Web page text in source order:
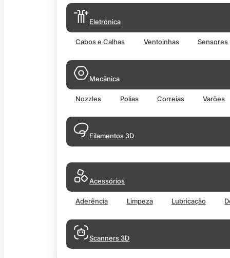
Eletrónica
Cabos e Calhas Ventoinhas Sensores
Mecânica
Nozzles Polias Correias Varões
Filamentos 3D
Acessórios
Aderência Limpeza Lubricação
Scanners 3D